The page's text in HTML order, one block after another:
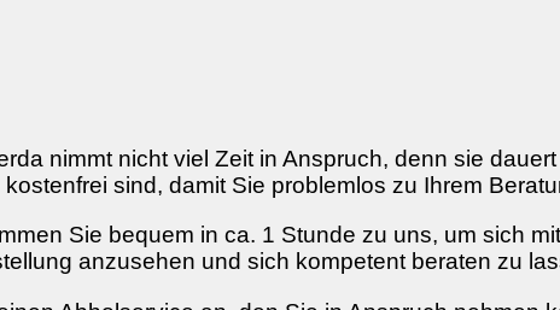
nimmt nicht viel Zeit in Anspruch, denn sie
sind, damit Sie problemlos zu Ihrem
Sie bequem in ca. 1 Stunde zu uns, um sich
anzusehen und sich kompetent beraten zu